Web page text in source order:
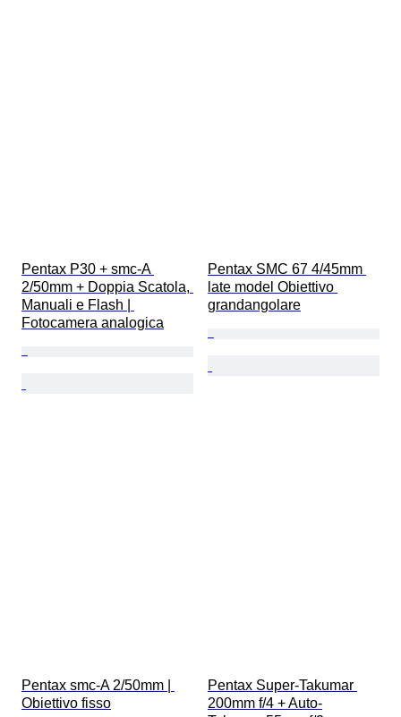
Pentax P30 + smc-A
2/50mm + Doppia Scatola,
Manuali e Flash |
Fotocamera analogica
Pentax SMC 67 4/45mm
late model Obiettivo
grandangolare
Pentax smc-A 2/50mm |
Obiettivo fisso
Pentax Super-Takumar
200mm f/4 + Auto-